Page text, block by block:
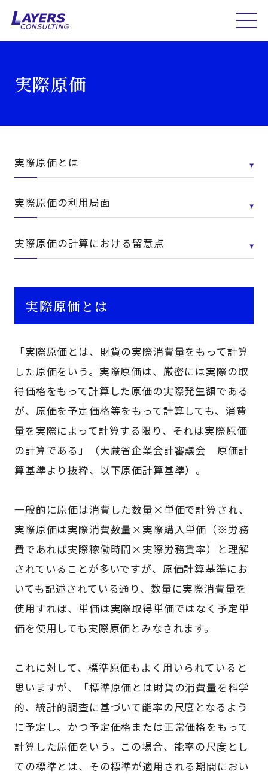
実際原価
実際原価とは
実際原価の利用局面
実際原価の計算における留意点
実際原価とは
「実際原価とは、財貨の実際消費量をもって計算
した原価をいう。実際原価は、厳密には実際の取
得価格をもって計算した原価の実際発生額である
が、原価を予定価格等をもって計算しても、消費
量を実際によって計算する限り、それは実際原価
の計算である」（大蔵省企業会計審議会 原価計
算基準より抜粋、以下原価計算基準）。
一般的に原価は消費した数量×単価で計算され、
実際原価は実際消費数量×実際購入単価（※労務
費であれば実際稼働時間×実際労務賃率）と理解
されていることが多いですが、原価計算基準にお
いても記述されている通り、数量に実際消費量を
使用すれば、単価は実際取得単価ではなく予定単
価を使用しても実際原価とみなされます。
これに対して、標準原価もよく用いられていると
思いますが、「標準原価とは財貨の消費量を科学
的、統計的調査に基づいて能率の尺度となるよう
に予定し、かつ予定価格または正常価格をもって
計算した原価をいう。この場合、能率の尺度とし
ての標準とは、その標準が適用される期間におい